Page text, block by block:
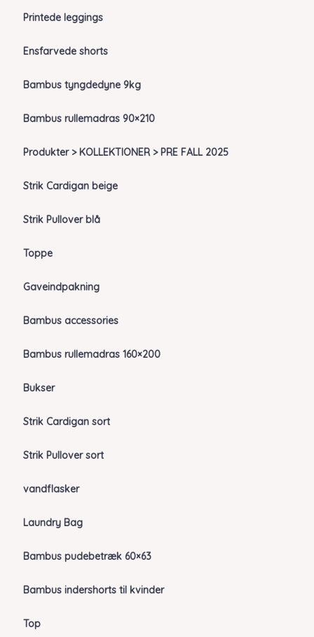
Printede leggings
Ensfarvede shorts
Bambus tyngdedyne 9kg
Bambus rullemadras 90×210
Produkter > KOLLEKTIONER > PRE FALL 2025
Strik Cardigan beige
Strik Pullover blå
Toppe
Gaveindpakning
Bambus accessories
Bambus rullemadras 160×200
Bukser
Strik Cardigan sort
Strik Pullover sort
vandflasker
Laundry Bag
Bambus pudebetræk 60×63
Bambus indershorts til kvinder
Top